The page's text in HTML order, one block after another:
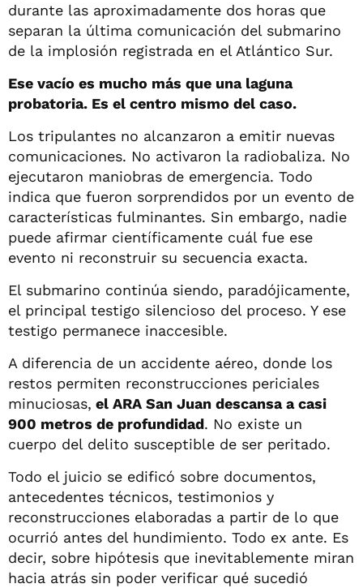
durante las aproximadamente dos horas que
separan la última comunicación del submarino
de la implosión registrada en el Atlántico Sur.
Ese vacío es mucho más que una laguna
probatoria. Es el centro mismo del caso.
Los tripulantes no alcanzaron a emitir nuevas
comunicaciones. No activaron la radiobaliza. No
ejecutaron maniobras de emergencia. Todo
indica que fueron sorprendidos por un evento de
características fulminantes. Sin embargo, nadie
puede afirmar científicamente cuál fue ese
evento ni reconstruir su secuencia exacta.
El submarino continúa siendo, paradójicamente,
el principal testigo silencioso del proceso. Y ese
testigo permanece inaccesible.
A diferencia de un accidente aéreo, donde los
restos permiten reconstrucciones periciales
minuciosas, el ARA San Juan descansa a casi
900 metros de profundidad. No existe un
cuerpo del delito susceptible de ser peritado.
Todo el juicio se edificó sobre documentos,
antecedentes técnicos, testimonios y
reconstrucciones elaboradas a partir de lo que
ocurrió antes del hundimiento. Todo ex ante. Es
decir, sobre hipótesis que inevitablemente miran
hacia atrás sin poder verificar qué sucedió